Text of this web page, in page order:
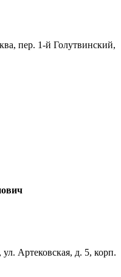
пер. 1-й Голутвинский,
Артековская, д. 5, корп.